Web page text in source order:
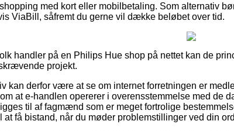
med kort eller mobilbetaling. Som alternativ
ViaBill, såfremt du gerne vil dække beløbet over tid.
handler på en Philips Hue shop på nettet kan de
projekt.
kan derfor være at se om internet forretningen er
at e-handlen opererer i overensstemmelse med de
til af fagmænd som er meget fortrolige
at få bistand, når du møder problemstillinger ved din